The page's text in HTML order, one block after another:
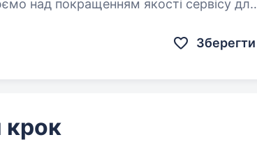
над покращенням якості сервісу для
Зберегти